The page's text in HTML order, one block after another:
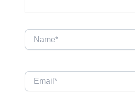
Name*
Email*